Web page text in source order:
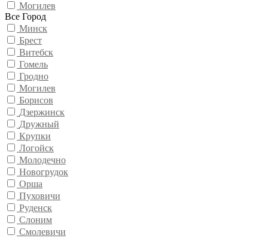
Могилев
Все Город
Минск
Брест
Витебск
Гомель
Гродно
Могилев
Борисов
Дзержинск
Дружный
Крупки
Логойск
Молодечно
Новогрудок
Орша
Пуховичи
Руденск
Слоним
Смолевичи